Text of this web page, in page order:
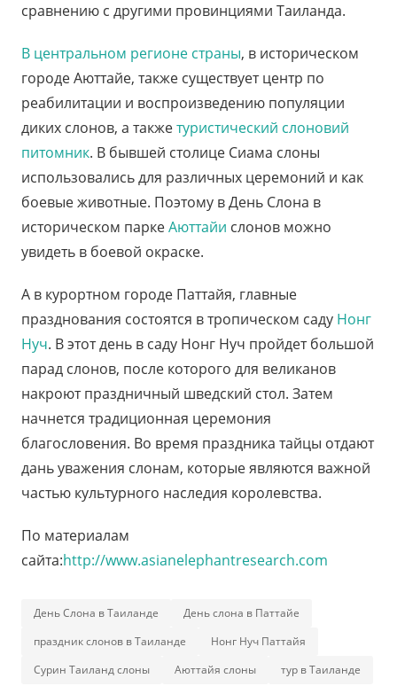
сравнению с другими провинциями Таиланда.
В центральном регионе страны, в историческом
городе Аюттайе, также существует центр по
реабилитации и воспроизведению популяции
диких слонов, а такжетуристический слоновий
питомник. В бывшей столице Сиама слоны
использовались для различных церемоний и как
боевые животные. Поэтому в День Слона в
историческом паркеАюттайи слонов можно
увидеть в боевой окраске.
А в курортном городе Паттайя, главные
празднования состоятся в тропическом саду Нонг
Нуч. В этот день в саду Нонг Нуч пройдет большой
парад слонов, после которого для великанов
накроют праздничный шведский стол. Затем
начнется традиционная церемония
благословения. Во время праздника тайцы отдают
дань уважения слонам, которые являются важной
частью культурного наследия королевства.
По материалам
сайта:http://www.asianelephantresearch.com
День Слона в Таиланде
День слона в Паттайе
праздник слонов в Таиланде
Нонг Нуч Паттайя
Сурин Таиланд слоны
Аюттайя слоны тур в Таиланде